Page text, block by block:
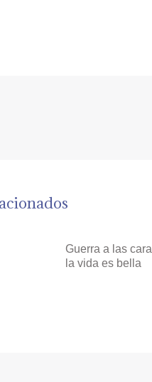
Guerra a las
la vida es bella